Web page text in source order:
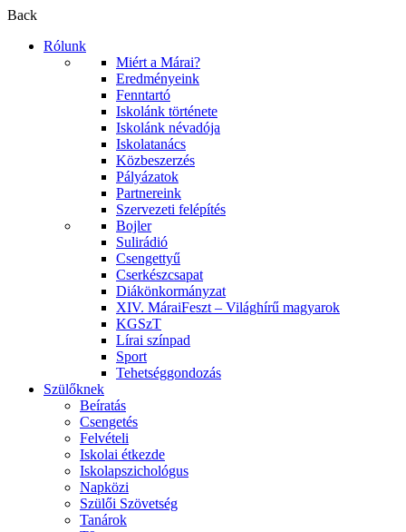
Back
Rólunk
Miért a Márai?
Eredményeink
Fenntartó
Iskolánk története
Iskolánk névadója
Iskolatanács
Közbeszerzés
Pályázatok
Partnereink
Szervezeti felépítés
Bojler
Sulirádió
Csengettyű
Cserkészcsapat
Diákönkormányzat
XIV. MáraiFeszt – Világhírű magyarok
KGSzT
Lírai színpad
Sport
Tehetséggondozás
Szülőknek
Beíratás
Csengetés
Felvételi
Iskolai étkezde
Iskolapszichológus
Napközi
Szülői Szövetség
Tanárok